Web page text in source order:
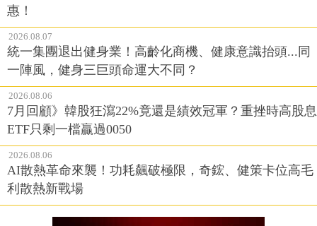
惠！
2026.08.07
統一集團退出健身業！高齡化商機、健康意識抬頭...同
一陣風，健身三巨頭命運大不同？
2026.08.06
7月回顧》韓股狂瀉22%竟還是績效冠軍？重挫時高股息
ETF只剩一檔贏過0050
2026.08.06
AI散熱革命來襲！功耗飆破極限，奇鋐、健策卡位高毛
利散熱新戰場